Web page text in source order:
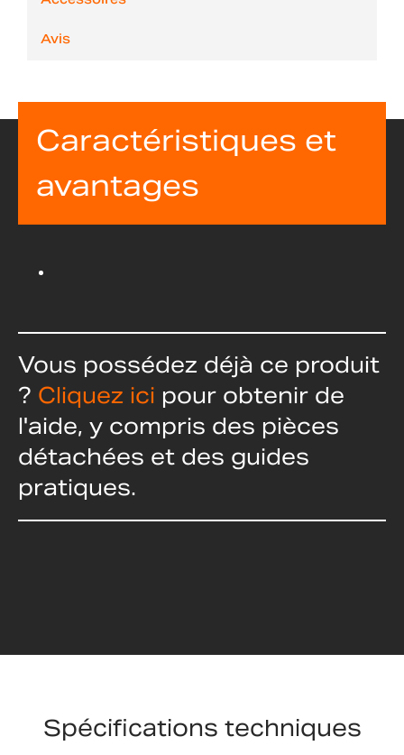
Avis
Caractéristiques et
avantages
Vous possédez déjà ce produit
? Cliquez ici pour obtenir de
l'aide, y compris des pièces
détachées et des guides
pratiques.
Spécifications techniques